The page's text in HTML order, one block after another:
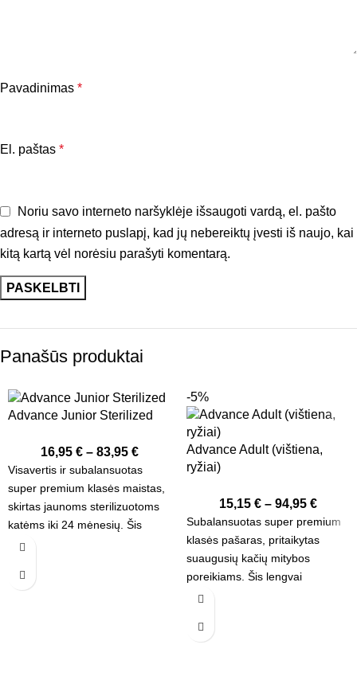
Pavadinimas *
El. paštas *
Noriu savo interneto naršyklėje išsaugoti vardą, el. pašto
adresą ir interneto puslapį, kad jų nebereiktų įvesti iš naujo, kai
kitą kartą vėl norėsiu parašyti komentarą.
Panašūs produktai
Advance Junior Sterilized
16,95 € – 83,95 €
Visavertis ir subalansuotas
super premium klasės maistas,
skirtas jaunoms sterilizuotoms
katėms iki 24 mėnesių. Šis
maistas atitinka specifinius
padėdamas išvengti svorio
-5%
Advance Adult (vištiena,
ryžiai)
15,15 € – 94,95 €
Subalansuotas super premium
klasės pašaras, pritaikytas
suaugusių kačių mitybos
poreikiams. Šis lengvai
virškinamas maistas užtikrina
apsaugą ir optimalų šlapimo pH.